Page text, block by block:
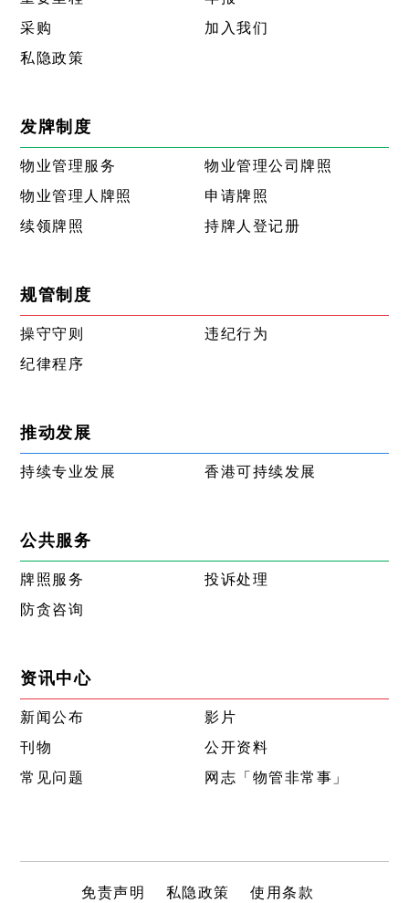
采购
加入我们
私隐政策
发牌制度
物业管理服务
物业管理公司牌照
物业管理人牌照
申请牌照
续领牌照
持牌人登记册
规管制度
操守守则
违纪行为
纪律程序
推动发展
持续专业发展 香港可持续发展
公共服务
牌照服务
投诉处理
防贪咨询
资讯中心
新闻公布
影片
刊物
公开资料
常见问题
网志「物管非常事」
免责声明 私隐政策 使用条款